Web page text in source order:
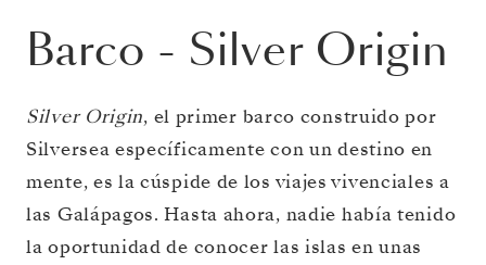
Barco - Silver Origin
Silver Origin, el primer barco construido por
Silversea específicamente con un destino en
mente, es la cúspide de los viajes vivenciales a
las Galápagos. Hasta ahora, nadie había tenido
la oportunidad de conocer las islas en unas